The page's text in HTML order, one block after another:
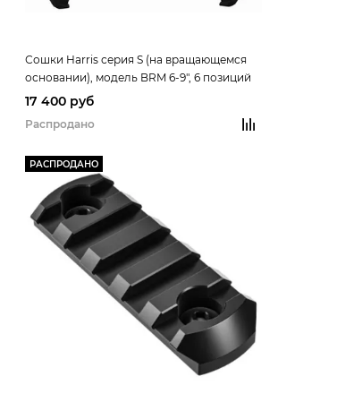
Сошки Harris серия S (на вращающемся
основании), модель BRM 6-9", 6 позиций
17 400 руб
Распродано
РАСПРОДАНО